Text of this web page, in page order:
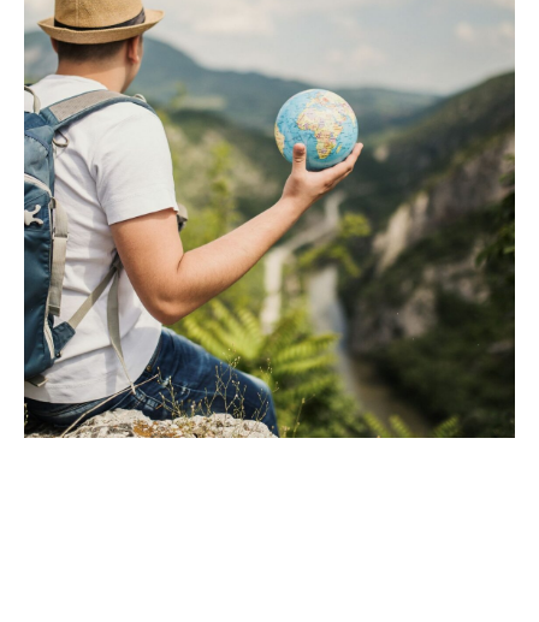
Банкротство влечет негативные
последствия,
в том числе ограничения на получение